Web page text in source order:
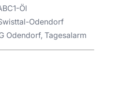
Öl
Odendorf
Odendorf, Tagesalarm